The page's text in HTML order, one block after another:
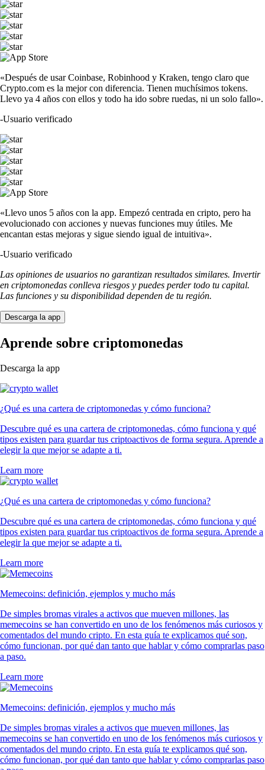
«Después de usar Coinbase, Robinhood y Kraken, tengo claro que
Crypto.com es la mejor con diferencia. Tienen muchísimos tokens.
Llevo ya 4 años con ellos y todo ha ido sobre ruedas, ni un solo fallo».
-Usuario verificado
«Llevo unos 5 años con la app. Empezó centrada en cripto, pero ha
evolucionado con acciones y nuevas funciones muy útiles. Me
encantan estas mejoras y sigue siendo igual de intuitiva».
-Usuario verificado
Las opiniones de usuarios no garantizan resultados similares. Invertir
en criptomonedas conlleva riesgos y puedes perder todo tu capital.
Las funciones y su disponibilidad dependen de tu región.
Descarga la app
Aprende sobre criptomonedas
Descarga la app
¿Qué es una cartera de criptomonedas y cómo funciona?
Descubre qué es una cartera de criptomonedas, cómo funciona y qué
tipos existen para guardar tus criptoactivos de forma segura. Aprende a
elegir la que mejor se adapte a ti.
Learn more
¿Qué es una cartera de criptomonedas y cómo funciona?
Descubre qué es una cartera de criptomonedas, cómo funciona y qué
tipos existen para guardar tus criptoactivos de forma segura. Aprende a
elegir la que mejor se adapte a ti.
Learn more
Memecoins: definición, ejemplos y mucho más
De simples bromas virales a activos que mueven millones, las
memecoins se han convertido en uno de los fenómenos más curiosos y
comentados del mundo cripto. En esta guía te explicamos qué son,
cómo funcionan, por qué dan tanto que hablar y cómo comprarlas paso
a paso.
Learn more
Memecoins: definición, ejemplos y mucho más
De simples bromas virales a activos que mueven millones, las
memecoins se han convertido en uno de los fenómenos más curiosos y
comentados del mundo cripto. En esta guía te explicamos qué son,
cómo funcionan, por qué dan tanto que hablar y cómo comprarlas paso